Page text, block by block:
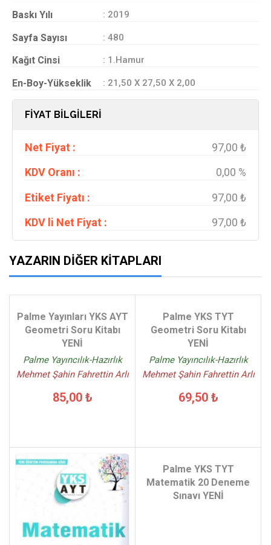
Baskı Yılı : 2019
Sayfa Sayısı : 480
Kağıt Cinsi : 1.Hamur
En-Boy-Yükseklik : 21,50 X 27,50 X 2,00
FİYAT BİLGİLERİ
Net Fiyat :
97,00 ₺
KDV Oranı :
0,00 %
Etiket Fiyatı :
97,00 ₺
KDV li Net Fiyat :
97,00 ₺
YAZARIN DIĞER KITAPLARI
Palme Yayınları YKS AYT
Geometri Soru Kitabı
YENİ
Palme Yayıncılık-Hazırlık
Mehmet Şahin Fahrettin Arlı
85,00 ₺
Palme YKS TYT
Geometri Soru Kitabı
YENİ
Palme Yayıncılık-Hazırlık
Mehmet Şahin Fahrettin Arlı
69,50 ₺
Palme YKS TYT
Matematik 20 Deneme
Sınavı YENİ